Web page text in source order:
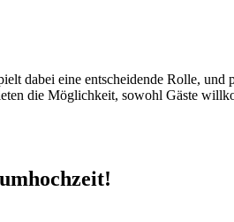
dabei eine entscheidende Rolle, und
die Möglichkeit, sowohl Gäste